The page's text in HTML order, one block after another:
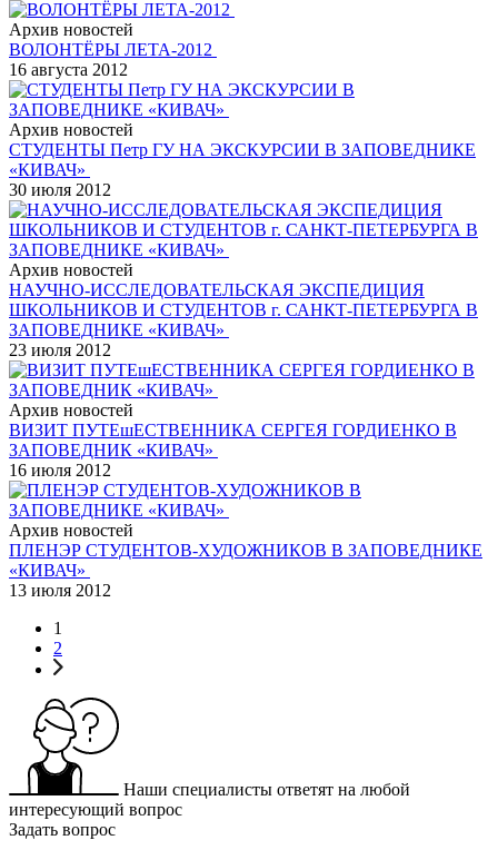
Архив новостей
ВОЛОНТЁРЫ ЛЕТА-2012
16 августа 2012
Архив новостей
СТУДЕНТЫ Петр ГУ НА ЭКСКУРСИИ В ЗАПОВЕДНИКЕ
«КИВАЧ»
30 июля 2012
Архив новостей
НАУЧНО-ИССЛЕДОВАТЕЛЬСКАЯ ЭКСПЕДИЦИЯ
ШКОЛЬНИКОВ И СТУДЕНТОВ г. САНКТ-ПЕТЕРБУРГА В
ЗАПОВЕДНИКЕ «КИВАЧ»
23 июля 2012
Архив новостей
ВИЗИТ ПУТЕшЕСТВЕННИКА СЕРГЕЯ ГОРДИЕНКО В
ЗАПОВЕДНИК «КИВАЧ»
16 июля 2012
Архив новостей
ПЛЕНЭР СТУДЕНТОВ-ХУДОЖНИКОВ В ЗАПОВЕДНИКЕ
«КИВАЧ»
13 июля 2012
1
2
Наши специалисты ответят на любой
интересующий вопрос
Задать вопрос